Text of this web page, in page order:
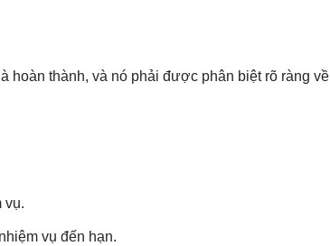
hoàn thành, và nó phải được phân biệt rõ ràng về
vụ.
vụ đến hạn.